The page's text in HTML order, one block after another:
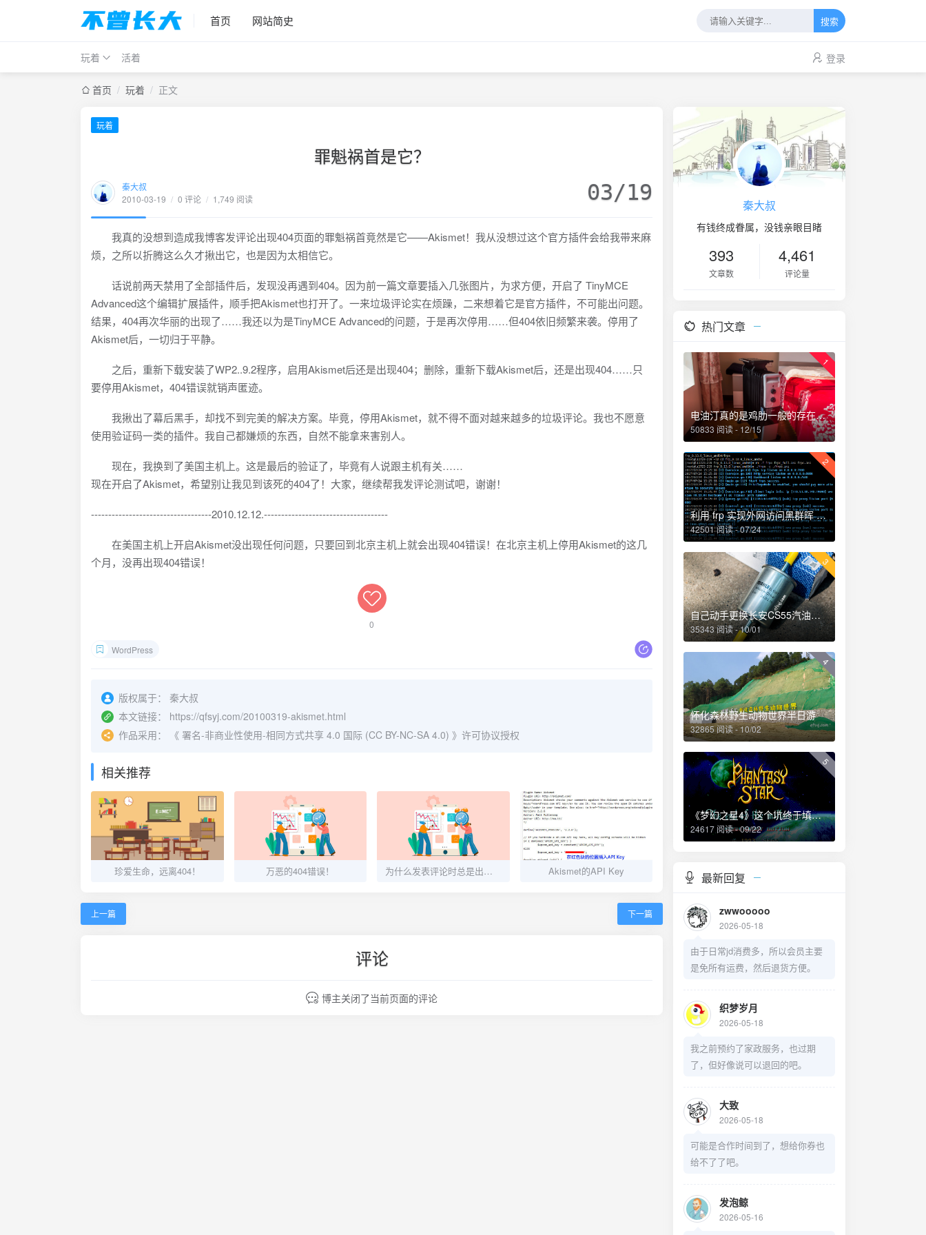
首页 网站简史 搜索
玩着 活着 登录
首页 / 玩着 / 正文
玩着
罪魁祸首是它？
秦大叔
2010-03-19 / 0 评论 / 1,749 阅读 03/19
我真的没想到造成我博客发评论出现404页面的罪魁祸首竟然是它——Akismet！我从没想过这个官方插件会给我带来麻
烦，之所以折腾这么久才揪出它，也是因为太相信它。
话说前两天禁用了全部插件后，发现没再遇到404。因为前一篇文章要插入几张图片，为求方便，开启了 TinyMCE
Advanced这个编辑扩展插件，顺手把Akismet也打开了。一来垃圾评论实在烦躁，二来想着它是官方插件，不可能出问题。
结果，404再次华丽的出现了……我还以为是TinyMCE Advanced的问题，于是再次停用……但404依旧频繁来袭。停用了
Akismet后，一切归于平静。
之后，重新下载安装了WP2..9.2程序，启用Akismet后还是出现404；删除，重新下载Akismet后，还是出现404……只
要停用Akismet，404错误就销声匿迹。
我揪出了幕后黑手，却找不到完美的解决方案。毕竟，停用Akismet，就不得不面对越来越多的垃圾评论。我也不愿意
使用验证码一类的插件。我自己都嫌烦的东西，自然不能拿来害别人。
现在，我换到了美国主机上。这是最后的验证了，毕竟有人说跟主机有关……
现在开启了Akismet，希望别让我见到该死的404了！大家，继续帮我发评论测试吧，谢谢！
-----------------------------------2010.12.12.------------------------------------
在美国主机上开启Akismet没出现任何问题，只要回到北京主机上就会出现404错误！在北京主机上停用Akismet的这几
个月，没再出现404错误！
0
WordPress
版权属于：
秦大叔
本文链接：
https://qfsyj.com/20100319-akismet.html
作品采用：
《 署名-非商业性使用-相同方式共享 4.0 国际 (CC BY-NC-SA 4.0) 》许可协议授权
相关推荐
珍爱生命，远离404！ 万恶的404错误！ 为什么发表评论时总是出现404错误呢？ Akismet的API Key
上一篇 下一篇
评论
博主关闭了当前页面的评论
秦大叔
有钱终成眷属，没钱亲眼目睹
393
文章数
4,461
评论量
热门文章
1
电油汀真的是鸡肋一般的存在，累觉不爱！
50833 阅读 - 12/15
2
利用 frp 实现外网访问黑群晖 NAS
42501 阅读 - 07/24
3
自己动手更换长安CS55汽油滤芯、机油和机油滤芯
35343 阅读 - 10/01
4
怀化森林野生动物世界半日游
32865 阅读 - 10/02
5
《梦幻之星4》这个坑终于填上了！
24617 阅读 - 09/22
最新回复
zwwooooo
2026-05-18
由于日常jd消费多，所以会员主要
是免所有运费，然后退货方便。
织梦岁月
2026-05-18
我之前预约了家政服务，也过期
了，但好像说可以退回的吧。
大致
2026-05-18
可能是合作时间到了，想给你券也
给不了了吧。
发泡鲸
2026-05-16